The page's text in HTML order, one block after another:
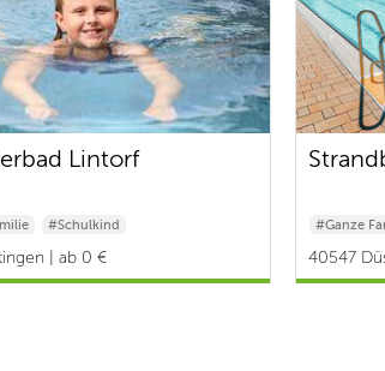
Lintorf
#Schulkind
| ab 0 €
#Ganze
40547
4,10 €